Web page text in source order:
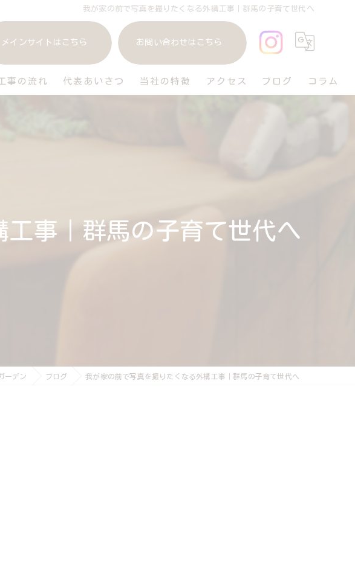
我が家の前で写真を撮りたくなる外構工事｜群馬の子育て世代へ
メインサイトはこちら お問い合わせはこちら
事の流れ 代表あいさつ 当社の特徴
ペット
アクセス ブログ コラム
事｜群馬の子育て世代へ
ーデン ブログ 我が家の前で写真を撮りたくなる外構工事｜群馬の子育て世代へ